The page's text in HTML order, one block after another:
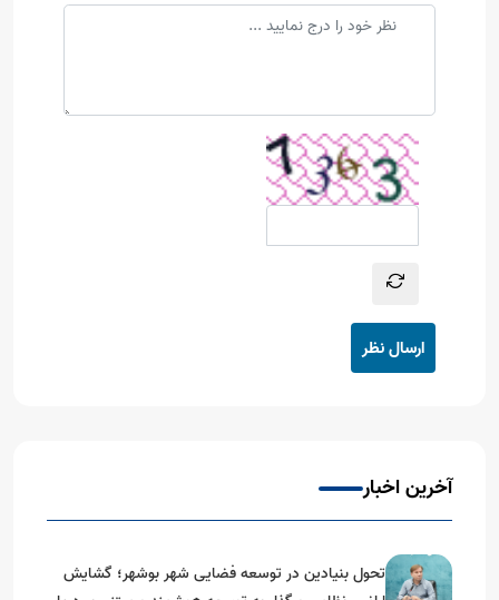
ارسال نظر
آخرین اخبار
تحول بنیادین در توسعه فضایی شهر بوشهر؛ گشایش